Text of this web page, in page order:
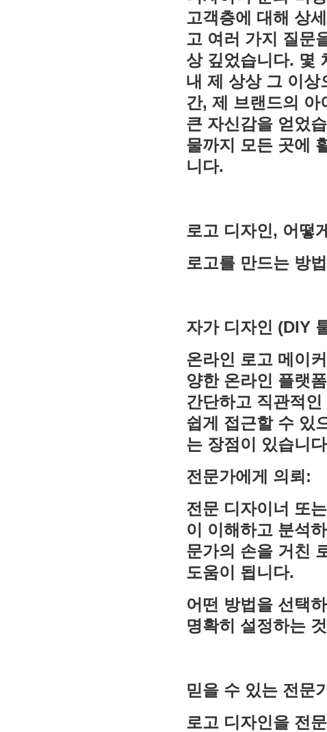
고객층에 대해 상
고 여러 가지 질문
상 깊었습니다. 몇
내 제 상상 그 이상
간, 제 브랜드의
큰 자신감을 얻었
물까지 모든 곳에
니다.
로고 디자인, 어떻
로고를 만드는 방
자가 디자인 (DIY
온라인 로고 메이
양한 온라인 플랫
간단하고 직관적
쉽게 접근할 수 있
는 장점이 있습니
전문가에게 의뢰:
전문 디자이너 또
이 이해하고 분석
문가의 손을 거친
도움이 됩니다.
어떤 방법을 선택
명확히 설정하는
믿을 수 있는 전문
로고 디자인을 전